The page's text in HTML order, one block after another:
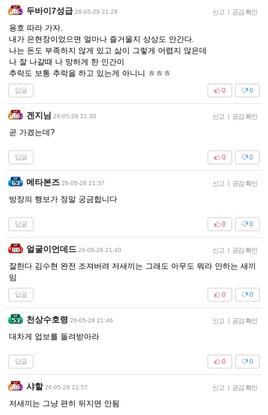
두바이7성급 26-05-28 21:28 신고 | 공감 확인
용호 따라 가자.
내가 은현장이었으면 얼마나 즐거울지 상상도 안간다.
나는 돈도 부족하지 않게 있고 삶이 그렇게 어렵지 않은데
나 잘 나갈때 나 망하게 한 인간이
추락도 보통 추락을 하고 있는게 아니니 ㅎㅎㅎ
답글 0
0
겐지님 26-05-28 21:30 신고 | 공감 확인
곧 가겠는데?
답글 0
0
메타본즈 26-05-28 21:37 신고 | 공감 확인
방장의 행보가 정말 궁금합니다
답글 0
0
얼굴이언데드 26-05-28 21:40 신고 | 공감 확인
잘한다 김수현 완전 조져버려 저새끼는 그래도 아무도 뭐라 안하는 새끼
임
답글 0
0
천상수호령 26-05-28 21:46 신고 | 공감 확인
대차게 업보를 돌려받아라
답글 0
0
샤할 26-05-28 21:57 신고 | 공감 확인
저새끼는 그냥 편히 뒤지면 안됨